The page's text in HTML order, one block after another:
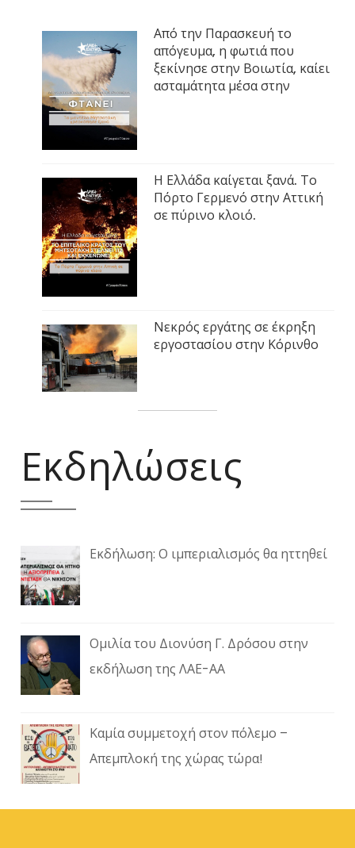
Από την Παρασκευή το
απόγευμα, η φωτιά που
ξεκίνησε στην Βοιωτία, καίει
ασταμάτητα μέσα στην
Η Ελλάδα καίγεται ξανά. Το
Πόρτο Γερμενό στην Αττική
σε πύρινο κλοιό.
Νεκρός εργάτης σε έκρηξη
εργοστασίου στην Κόρινθο
Εκδηλώσεις
Εκδήλωση: Ο ιμπεριαλισμός θα ηττηθεί
Ομιλία του Διονύση Γ. Δρόσου στην
εκδήλωση της ΛΑΕ-ΑΑ
Καμία συμμετοχή στον πόλεμο –
Απεμπλοκή της χώρας τώρα!